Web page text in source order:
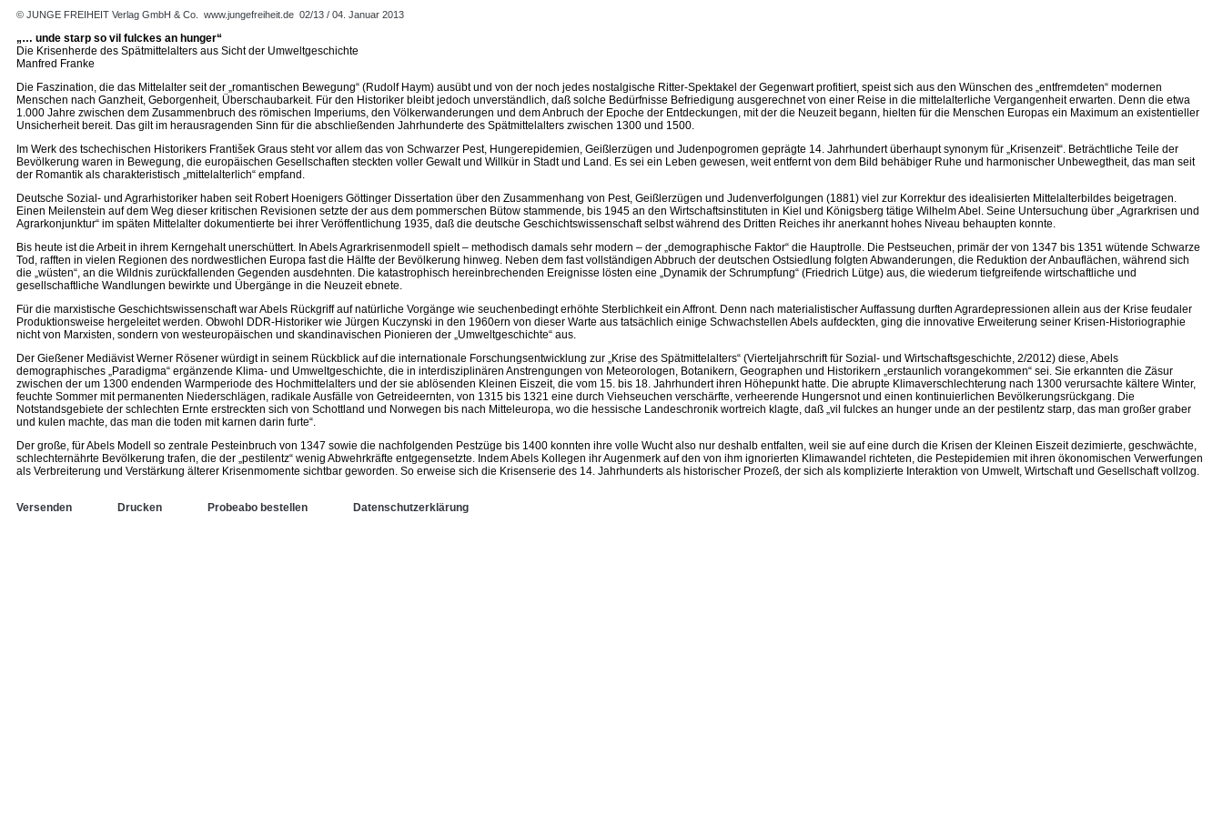
© JUNGE FREIHEIT Verlag GmbH & Co. www.jungefreiheit.de 02/13 / 04. Januar 2013
„… unde starp so vil fulckes an hunger“
Die Krisenherde des Spätmittelalters aus Sicht der Umweltgeschichte
Manfred Franke
Die Faszination, die das Mittelalter seit der „romantischen Bewegung“ (Rudolf Haym) ausübt und von der noch jedes nostalgische Ritter-Spektakel der Gegenwart profitiert, speist sich aus den Wünschen des „entfremdeten“ modernen
Menschen nach Ganzheit, Geborgenheit, Überschaubarkeit. Für den Historiker bleibt jedoch unverständlich, daß solche Bedürfnisse Befriedigung ausgerechnet von einer Reise in die mittelalterliche Vergangenheit erwarten. Denn die etwa
1.000 Jahre zwischen dem Zusammenbruch des römischen Imperiums, den Völkerwanderungen und dem Anbruch der Epoche der Entdeckungen, mit der die Neuzeit begann, hielten für die Menschen Europas ein Maximum an existentieller
Unsicherheit bereit. Das gilt im herausragenden Sinn für die abschließenden Jahrhunderte des Spätmittelalters zwischen 1300 und 1500.
Im Werk des tschechischen Historikers František Graus steht vor allem das von Schwarzer Pest, Hungerepidemien, Geißlerzügen und Judenpogromen geprägte 14. Jahrhundert überhaupt synonym für „Krisenzeit“. Beträchtliche Teile der
Bevölkerung waren in Bewegung, die europäischen Gesellschaften steckten voller Gewalt und Willkür in Stadt und Land. Es sei ein Leben gewesen, weit entfernt von dem Bild behäbiger Ruhe und harmonischer Unbewegtheit, das man seit
der Romantik als charakteristisch „mittelalterlich“ empfand.
Deutsche Sozial- und Agrarhistoriker haben seit Robert Hoenigers Göttinger Dissertation über den Zusammenhang von Pest, Geißlerzügen und Judenverfolgungen (1881) viel zur Korrektur des idealisierten Mittelalterbildes beigetragen.
Einen Meilenstein auf dem Weg dieser kritischen Revisionen setzte der aus dem pommerschen Bütow stammende, bis 1945 an den Wirtschaftsinstituten in Kiel und Königsberg tätige Wilhelm Abel. Seine Untersuchung über „Agrarkrisen und
Agrarkonjunktur“ im späten Mittelalter dokumentierte bei ihrer Veröffentlichung 1935, daß die deutsche Geschichtswissenschaft selbst während des Dritten Reiches ihr anerkannt hohes Niveau behaupten konnte.
Bis heute ist die Arbeit in ihrem Kerngehalt unerschüttert. In Abels Agrarkrisenmodell spielt – methodisch damals sehr modern – der „demographische Faktor“ die Hauptrolle. Die Pestseuchen, primär der von 1347 bis 1351 wütende Schwarze
Tod, rafften in vielen Regionen des nordwestlichen Europa fast die Hälfte der Bevölkerung hinweg. Neben dem fast vollständigen Abbruch der deutschen Ostsiedlung folgten Abwanderungen, die Reduktion der Anbauflächen, während sich
die „wüsten“, an die Wildnis zurückfallenden Gegenden ausdehnten. Die katastrophisch hereinbrechenden Ereignisse lösten eine „Dynamik der Schrumpfung“ (Friedrich Lütge) aus, die wiederum tiefgreifende wirtschaftliche und
gesellschaftliche Wandlungen bewirkte und Übergänge in die Neuzeit ebnete.
Für die marxistische Geschichtswissenschaft war Abels Rückgriff auf natürliche Vorgänge wie seuchenbedingt erhöhte Sterblichkeit ein Affront. Denn nach materialistischer Auffassung durften Agrardepressionen allein aus der Krise feudaler
Produktionsweise hergeleitet werden. Obwohl DDR-Historiker wie Jürgen Kuczynski in den 1960ern von dieser Warte aus tatsächlich einige Schwachstellen Abels aufdeckten, ging die innovative Erweiterung seiner Krisen-Historiographie
nicht von Marxisten, sondern von westeuropäischen und skandinavischen Pionieren der „Umweltgeschichte“ aus.
Der Gießener Mediävist Werner Rösener würdigt in seinem Rückblick auf die internationale Forschungsentwicklung zur „Krise des Spätmittelalters“ (Vierteljahrschrift für Sozial- und Wirtschaftsgeschichte, 2/2012) diese, Abels
demographisches „Paradigma“ ergänzende Klima- und Umweltgeschichte, die in interdisziplinären Anstrengungen von Meteorologen, Botanikern, Geographen und Historikern „erstaunlich vorangekommen“ sei. Sie erkannten die Zäsur
zwischen der um 1300 endenden Warmperiode des Hochmittelalters und der sie ablösenden Kleinen Eiszeit, die vom 15. bis 18. Jahrhundert ihren Höhepunkt hatte. Die abrupte Klimaverschlechterung nach 1300 verursachte kältere Winter,
feuchte Sommer mit permanenten Niederschlägen, radikale Ausfälle von Getreideernten, von 1315 bis 1321 eine durch Viehseuchen verschärfte, verheerende Hungersnot und einen kontinuierlichen Bevölkerungsrückgang. Die
Notstandsgebiete der schlechten Ernte erstreckten sich von Schottland und Norwegen bis nach Mitteleuropa, wo die hessische Landeschronik wortreich klagte, daß „vil fulckes an hunger unde an der pestilentz starp, das man großer graber
und kulen machte, das man die toden mit karnen darin furte“.
Der große, für Abels Modell so zentrale Pesteinbruch von 1347 sowie die nachfolgenden Pestzüge bis 1400 konnten ihre volle Wucht also nur deshalb entfalten, weil sie auf eine durch die Krisen der Kleinen Eiszeit dezimierte, geschwächte,
schlechternährte Bevölkerung trafen, die der „pestilentz“ wenig Abwehrkräfte entgegensetzte. Indem Abels Kollegen ihr Augenmerk auf den von ihm ignorierten Klimawandel richteten, die Pestepidemien mit ihren ökonomischen Verwerfungen
als Verbreiterung und Verstärkung älterer Krisenmomente sichtbar geworden. So erweise sich die Krisenserie des 14. Jahrhunderts als historischer Prozeß, der sich als komplizierte Interaktion von Umwelt, Wirtschaft und Gesellschaft vollzog.
Versenden Drucken Probeabo bestellen Datenschutzerklärung